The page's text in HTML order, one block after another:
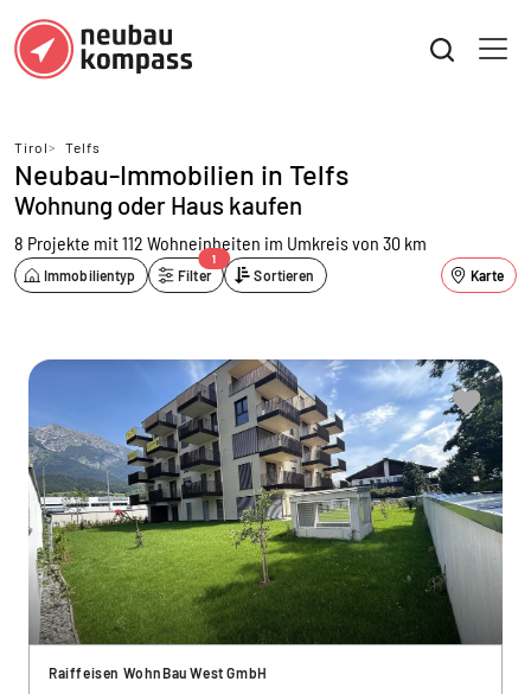
Tirol> Telfs
Neubau-Immobilien in Telfs
Wohnung oder Haus kaufen
8 Projekte mit 112 Wohneinheiten im Umkreis von 30 km
Immobilientyp Filter
1
Sortieren Karte
Raiffeisen WohnBau West GmbH